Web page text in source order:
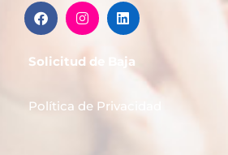
Solicitud de Baja
Política de Privacidad